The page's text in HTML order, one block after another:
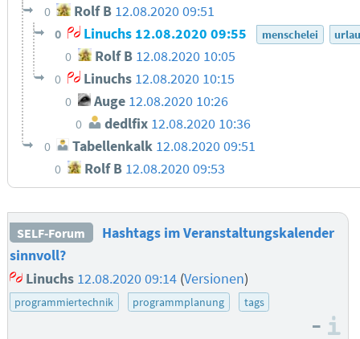
0 Rolf B 12.08.2020 09:51
0 Linuchs 12.08.2020 09:55 menschelei
0 Rolf B 12.08.2020 10:05
0 Linuchs 12.08.2020 10:15
0 Auge 12.08.2020 10:26
0 dedlfix 12.08.2020 10:36
0 Tabellenkalk 12.08.2020 09:51
0 Rolf B 12.08.2020 09:53
SELF-Forum
Hashtags im Veranstaltungskalender
sinnvoll?
Linuchs 12.08.2020 09:14 (Versionen)
programmiertechnik programmplanung tags
–